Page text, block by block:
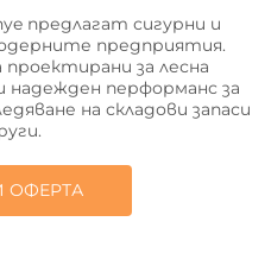
предлагат сигурни и
предприятия.
за лесна
надежден перформанс за
на складови запаси
ОФЕРТА